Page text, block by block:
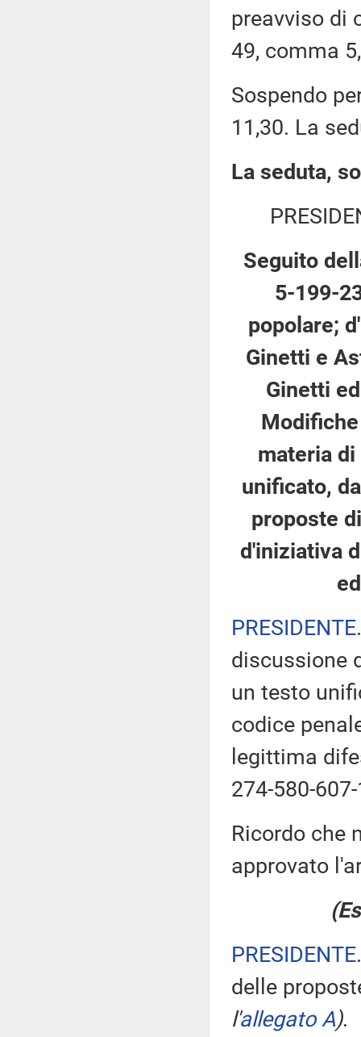
preavviso di
49, comma
Sospendo
11,30. La
La seduta,
Seguito
5-199-
popolare;
Ginetti e
Ginetti
materia
unificato,
proposte
d'iniziativa
PRESIDENTE
discussione
un testo
codice
legittima
274-580-
Ricordo che
approvato
PRESIDENTE
delle
l'allegato A).